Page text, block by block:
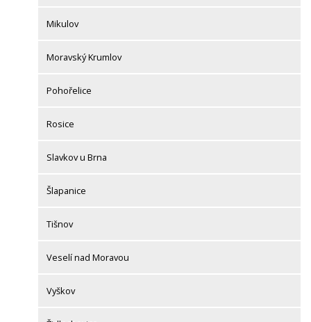
Mikulov
Moravský Krumlov
Pohořelice
Rosice
Slavkov u Brna
Šlapanice
Tišnov
Veselí nad Moravou
Vyškov